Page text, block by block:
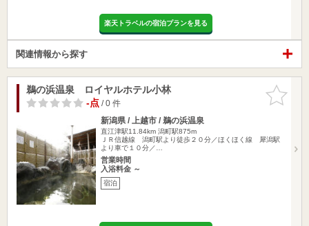
楽天トラベルの宿泊プランを見る
関連情報から探す
お気に入
りに追加
鵜の浜温泉 ロイヤルホテル小林
-点/ 0 件
新潟県 / 上越市 / 鵜の浜温泉
直江津駅11.84km 潟町駅875m
ＪＲ信越線 潟町駅より徒歩２０分／ほくほく線 犀潟駅
より車で１０分／…
営業時間
入浴料金 ～
宿泊